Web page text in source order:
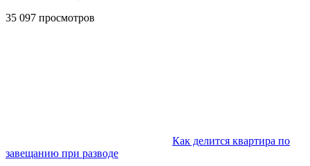
35 097 просмотров
Как делится квартира по
завещанию при разводе